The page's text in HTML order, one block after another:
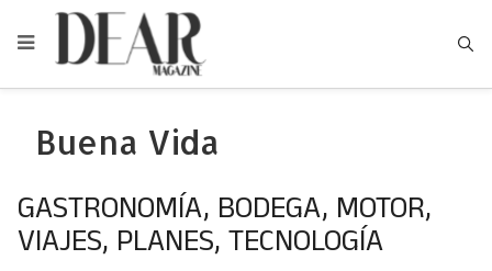
Buena Vida
GASTRONOMÍA, BODEGA, MOTOR,
VIAJES, PLANES, TECNOLOGÍA